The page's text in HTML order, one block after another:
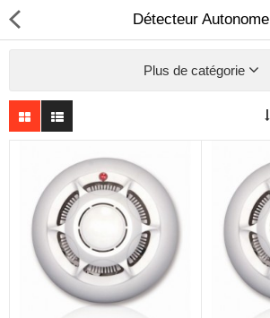
Sécurité
Caisse et accesoire
Téléphonie IP
Sonorisation
Régulateur de tension
Détecteur Autonome
Plus de catégorie